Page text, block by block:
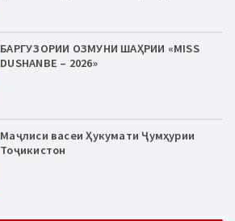
БАРГУЗОРИИ ОЗМУНИ ШАҲРИИ «MISS
DUSHANBE – 2026»
Маҷлиси васеи Ҳукумати Ҷумҳурии
Тоҷикистон